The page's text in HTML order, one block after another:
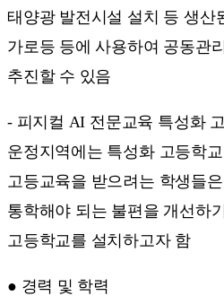
태양광 발전시설 설치 등 생산
가로등 등에 사용하여 공동관
추진할 수 있음
- 피지컬 AI 전문교육 특성화
운정지역에는 특성화 고등학
고등교육을 받으려는 학생들
통학해야 되는 불편을 개선하
고등학교를 설치하고자 함
● 경력 및 학력